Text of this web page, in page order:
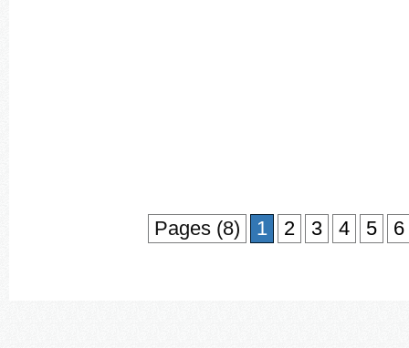
Pages (8) 1 2 3 4 5 6